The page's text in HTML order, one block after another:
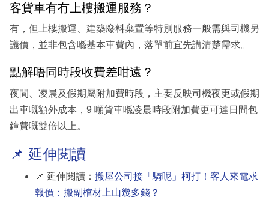
客貨車有冇上樓搬運服務？
有，但上樓搬運、建築廢料棄置等特別服務一般需與司機另
議價，並非包含喺基本車費內，落單前宜先講清楚需求。
點解唔同時段收費差咁遠？
夜間、凌晨及假期屬附加費時段，主要反映司機夜更或假期
出車嘅額外成本，9 噸貨車喺凌晨時段附加費更可達日間包
鐘費嘅雙倍以上。
📌 延伸閱讀
📌 延伸閱讀： 搬屋公司接「騎呢」柯打！客人來電求
報價：搬副棺材上山幾多錢？